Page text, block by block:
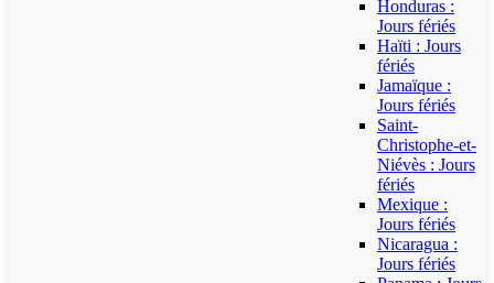
Honduras :
Jours fériés
Haïti : Jours
fériés
Jamaïque :
Jours fériés
Saint-
Christophe-et-
Niévès : Jours
fériés
Mexique :
Jours fériés
Nicaragua :
Jours fériés